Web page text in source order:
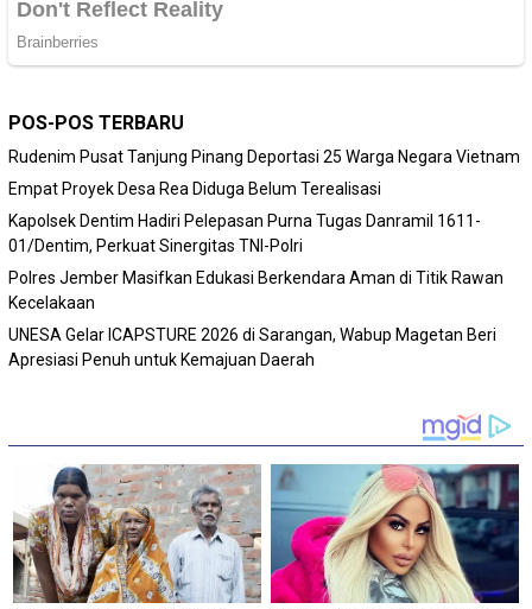
POS-POS TERBARU
Rudenim Pusat Tanjung Pinang Deportasi 25 Warga Negara Vietnam
Empat Proyek Desa Rea Diduga Belum Terealisasi
Kapolsek Dentim Hadiri Pelepasan Purna Tugas Danramil 1611-
01/Dentim, Perkuat Sinergitas TNI-Polri
Polres Jember Masifkan Edukasi Berkendara Aman di Titik Rawan
Kecelakaan
‎UNESA Gelar ICAPSTURE 2026 di Sarangan, Wabup Magetan Beri
Apresiasi Penuh untuk Kemajuan Daerah